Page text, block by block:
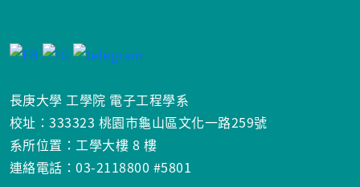
長庚大學 工學院 電子工程學系
校址：333323 桃園市龜山區文化一路259號
系所位置：工學大樓 8 樓
連絡電話：03-2118800 #5801